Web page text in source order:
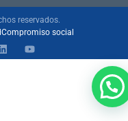
reservados.
Compromiso social